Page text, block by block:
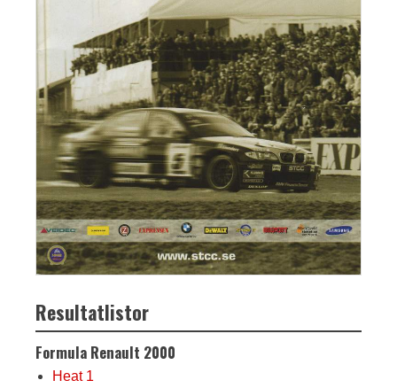
Resultatlistor
Formula Renault 2000
Heat 1